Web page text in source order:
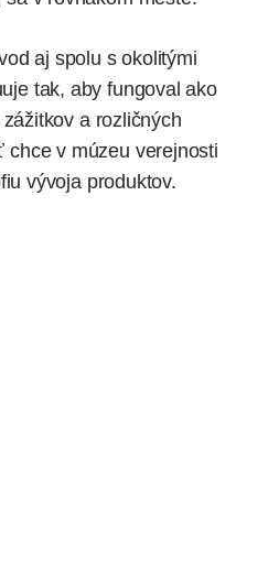
aj spolu s okolitými
tak, aby fungoval ako
a rozličných
chce v múzeu verejnosti
vývoja produktov.